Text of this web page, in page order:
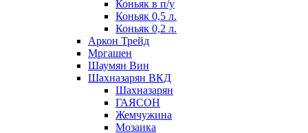
Коньяк в п/у
Коньяк 0,5 л.
Коньяк 0,2 л.
Аркон Трейд
Мргашен
Шаумян Вин
Шахназарян ВКД
Шахназарян
ГАЯСОН
Жемчужина
Мозаика